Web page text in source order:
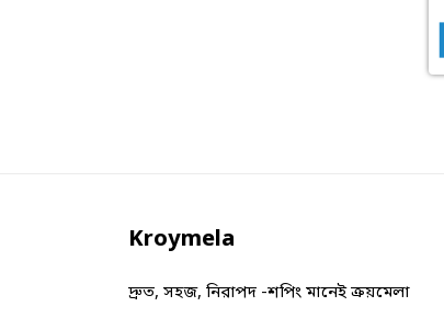
Kroymela
দ্রুত, সহজ, নিরাপদ -শপিং মানেই ক্রয়মেলা